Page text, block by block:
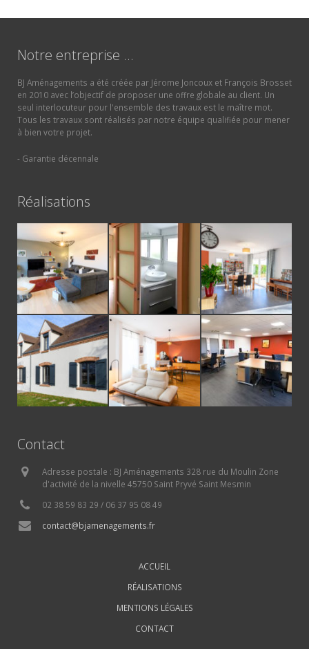
Notre entreprise …
BJ Aménagements a été créée par Jérome Joncoux et François Brosset
en 2010 avec l’objectif de proposer une offre globale au client. Un
seul interlocuteur pour l'ensemble des travaux est le maître mot.
Tous les travaux sont réalisés par notre équipe qualifiée pour mener
à bien votre projet.
- Garantie décennale
Réalisations
Contact
Adresse postale : BJ Aménagements 328 rue du Moulin Zone
d'activité de la nivelle 45750 Saint Pryvé Saint Mesmin
02 38 59 83 29 / 06 37 95 08 49
contact@bjamenagements.fr
ACCUEIL
RÉALISATIONS
MENTIONS LÉGALES
CONTACT